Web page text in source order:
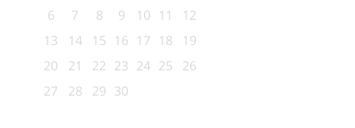
6
7 8 9 10 11
12
13
14 15 16 17 18
19
20
21 22 23 24 25
26
27
28 29 30